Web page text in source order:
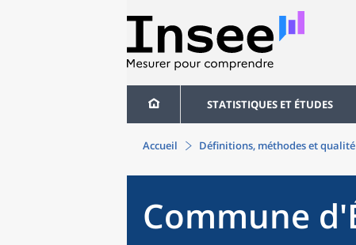
STATISTIQUES ET ÉTUDES
Accueil Définitions, méthodes et qualité
Commune d'